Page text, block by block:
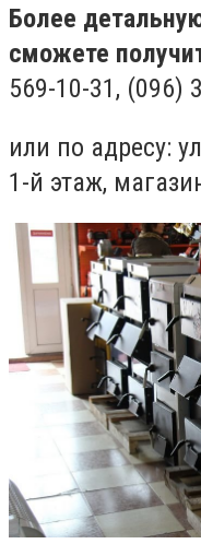
Более
сможете
569-10-31, (096)
или по адресу:
1-й этаж,